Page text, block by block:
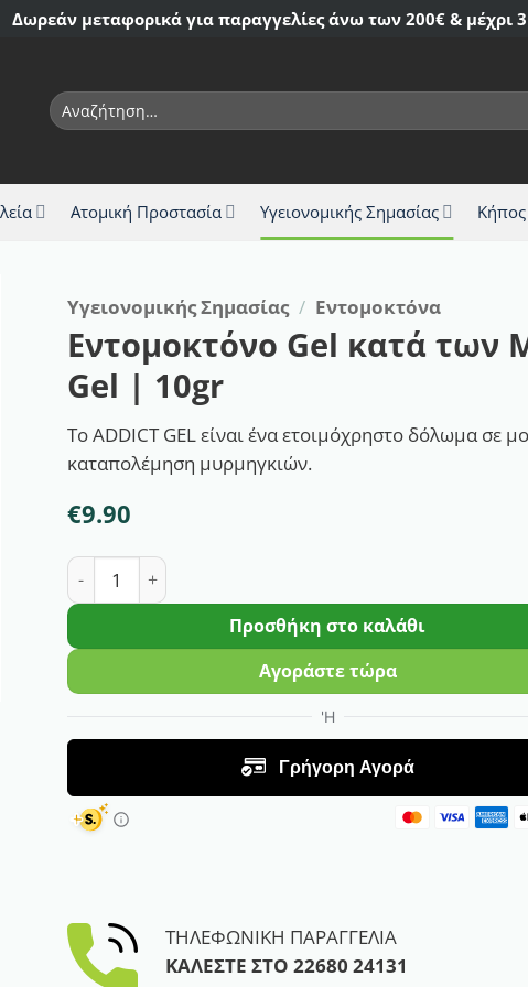
Δωρεάν μεταφορικά για παραγγελίες άνω των 200€ & μέχρι
Αναζήτηση
για:
Ατομική Προστασία Υγειονομικής Σημασίας Κήπος
Υγειονομικής Σημασίας / Εντομοκτόνα
Εντομοκτόνο Gel κατά των
Gel | 10gr
Το ADDICT GEL είναι ένα ετοιμόχρηστο δόλωμα σε
καταπολέμηση μυρμηγκιών.
€9.90
Εντομοκτόνο Gel κατά των Μυρμηγκιών Addict Gel |
Προσθήκη στο καλάθι
Αγοράστε τώρα
ΤΗΛΕΦΩΝΙΚΗ ΠΑΡΑΓΓΕΛΙΑ
ΚΑΛΕΣΤΕ ΣΤΟ22680 24131